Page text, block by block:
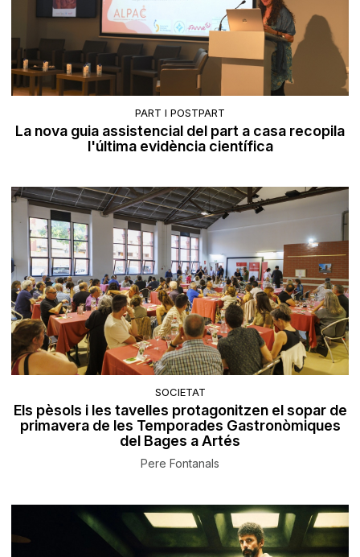
PART I POSTPART
La nova guia assistencial del part a casa recopila
l'última evidència científica
SOCIETAT
Els pèsols i les tavelles protagonitzen el sopar de
primavera de les Temporades Gastronòmiques
del Bages a Artés
Pere Fontanals